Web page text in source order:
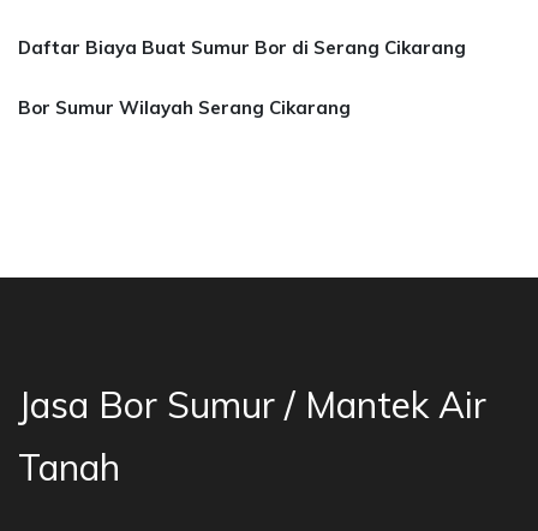
Daftar Biaya Buat Sumur Bor di Serang Cikarang
Bor Sumur Wilayah Serang Cikarang
Jasa Bor Sumur / Mantek Air
Tanah